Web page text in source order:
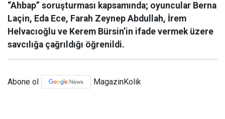
“Ahbap” soruşturması kapsamında; oyuncular Berna
Laçin, Eda Ece, Farah Zeynep Abdullah, İrem
Helvacıoğlu ve Kerem Bürsin’in ifade vermek üzere
savcılığa çağrıldığı öğrenildi.
Abone ol MagazinKolik